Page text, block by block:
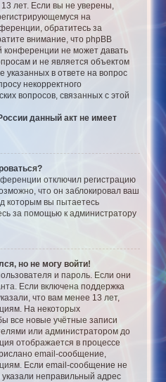
лет. Если вы не уверены,
на
обратитесь за
внимание, что phpBB
конференции не может давать
и не является объектом
указанных в ответе на вопрос
некорректного
вопросов, связанных с этой
данный акт не имеет
отключил регистрацию
что он заблокировал ваш
которым вы пытаетесь
за помощью к администратору
но не могу войти!
и пароль. Если они
Если включена поддержка
что вам менее 13 лет,
На некоторых
все новые учётные записи
или администратором до
отображается в процессе
email-сообщение,
Если email-сообщение не
неправильный адрес